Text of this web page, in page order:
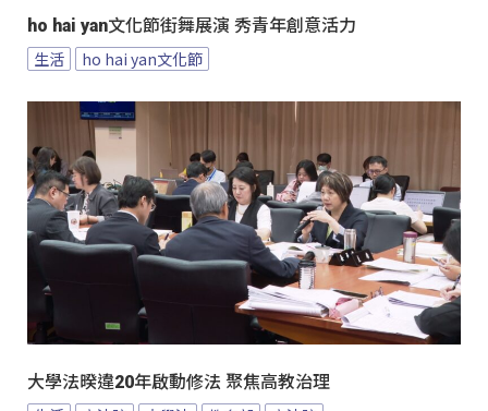
ho hai yan文化節街舞展演 秀青年創意活力
生活 ho hai yan文化節
大學法暌違20年啟動修法 聚焦高教治理